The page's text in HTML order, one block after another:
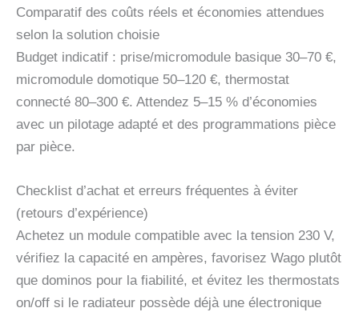
Comparatif des coûts réels et économies attendues
selon la solution choisie
Budget indicatif : prise/micromodule basique 30–70 €,
micromodule domotique 50–120 €, thermostat
connecté 80–300 €. Attendez 5–15 % d’économies
avec un pilotage adapté et des programmations pièce
par pièce.
Checklist d’achat et erreurs fréquentes à éviter
(retours d’expérience)
Achetez un module compatible avec la tension 230 V,
vérifiez la capacité en ampères, favorisez Wago plutôt
que dominos pour la fiabilité, et évitez les thermostats
on/off si le radiateur possède déjà une électronique